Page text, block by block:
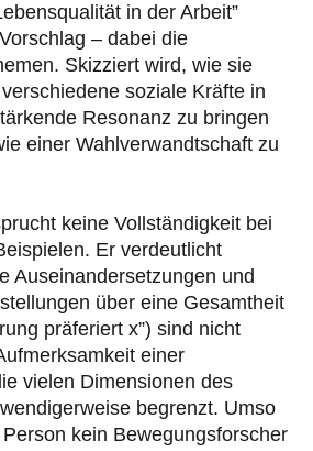
in der Arbeit”
– dabei die
Skizziert wird, wie sie
soziale Kräfte in
Resonanz zu bringen
einer Wahlverwandtschaft zu
keine Vollständigkeit bei
Er verdeutlicht
Auseinandersetzungen und
über eine Gesamtheit
präferiert x”) sind nicht
einer
vielen Dimensionen des
begrenzt. Umso
kein Bewegungsforscher